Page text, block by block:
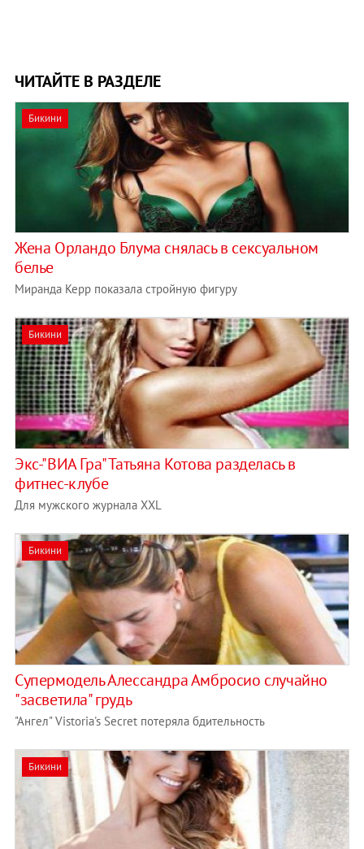
ЧИТАЙТЕ В РАЗДЕЛЕ
Бикини
Жена Орландо Блума снялась в сексуальном
белье
Миранда Керр показала стройную фигуру
Бикини
Экс-"ВИА Гра" Татьяна Котова разделась в
фитнес-клубе
Для мужского журнала XXL
Бикини
Супермодель Алессандра Амбросио случайно
"засветила" грудь
"Ангел" Vistoria's Secret потеряла бдительность
Бикини